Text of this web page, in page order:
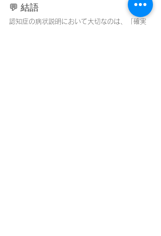
💬 結語
認知症の病状説明において大切なのは、「確実